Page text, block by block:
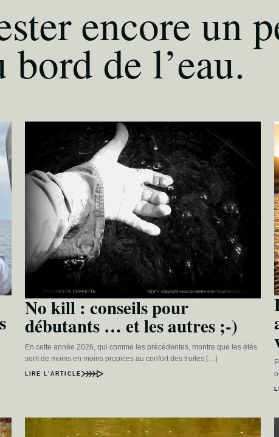
encore un
bord de l’eau.
No kill : conseils pour
débutants … et les autres ;-)
En cette année 2026, qui comme les précédentes, montre que les étés
sont de moins en moins propices au confort des truites […]
LIRE L’ARTICLE